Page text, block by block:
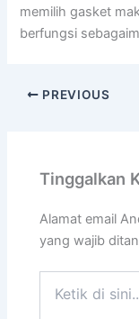
memilih gasket
berfungsi
PREVIOUS
Tinggalkan
Alamat email
yang wajib